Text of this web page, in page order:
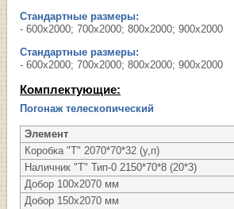
Стандартные размеры:
- 600х2000; 700х2000; 800х2000; 900х2000
Стандартные размеры:
- 600х2000; 700х2000; 800х2000; 900х2000
Комплектующие:
Погонаж телескопический
Элемент
Коробка "Т" 2070*70*32 (у,п)
Наличник "Т" Тип-0 2150*70*8 (20*3)
Добор 100х2070 мм
Добор 150х2070 мм